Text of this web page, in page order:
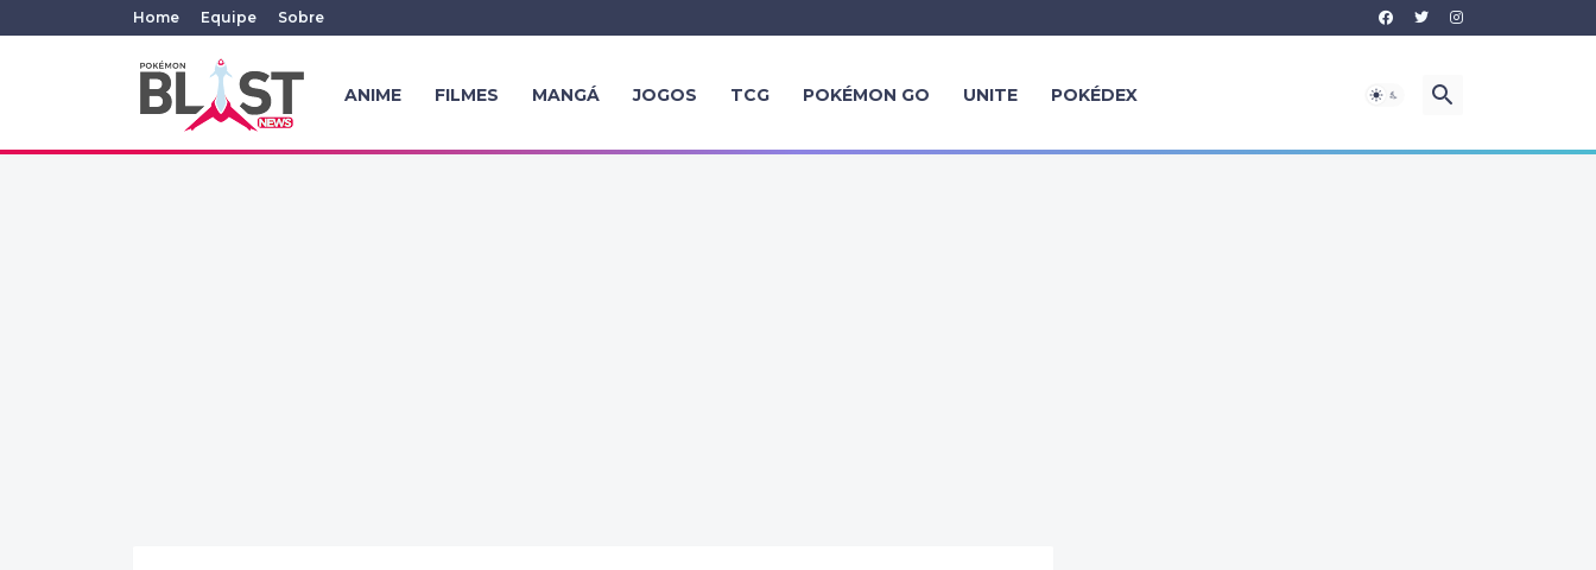
Home Equipe Sobre
ANIME FILMES MANGÁ JOGOS TCG POKÉMON GO UNITE POKÉDEX